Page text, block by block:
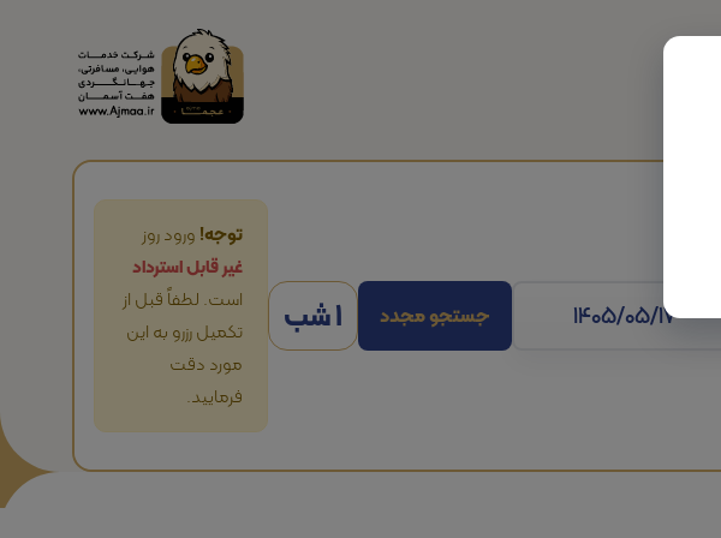
جستجو مجدد 1 شب
توجه!ورود روز
غیر قابل استرداد
است. لطفاً قبل از
تکمیل رزرو به این
مورد دقت
فرمایید.